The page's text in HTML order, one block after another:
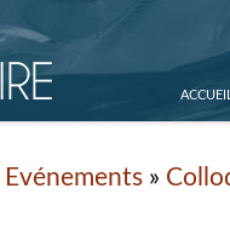
Evénements »